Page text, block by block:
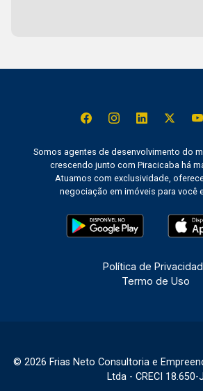
Somos agentes de desenvolvimento do
crescendo junto com Piracicaba há
Atuamos com exclusividade,
negociação em imóveis para você
Política de
Termo de Uso
© 2026 Frias Neto Consultoria e
Ltda - CRECI 18.650-J